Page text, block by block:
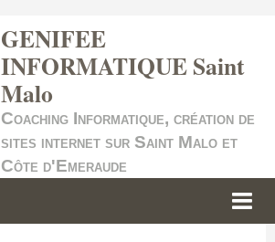
GENIFEE
INFORMATIQUE Saint
Malo
Coaching Informatique, création de
sites internet sur Saint Malo et
Côte d'Emeraude